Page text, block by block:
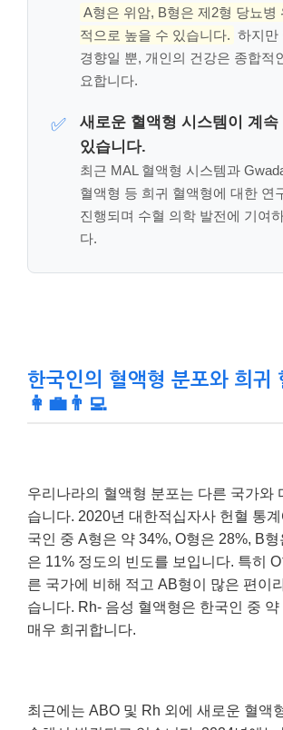
A형은 위암, B형은 제2형 당뇨병
적으로 높을 수 있습니다. 하지만
경향일 뿐, 개인의 건강은 종합적
요합니다.
✅
새로운 혈액형 시스템이 계속
있습니다.
최근 MAL 혈액형 시스템과
혈액형 등 희귀 혈액형에 대한 연
진행되며 수혈 의학 발전에 기여
다.
한국인의 혈액형 분포와 희귀
👩‍💼👨‍💻
우리나라의 혈액형 분포는 다른 국가와
습니다. 2020년 대한적십자사 헌혈 통
국인 중 A형은 약 34%, O형은 28%, B
은 11% 정도의 빈도를 보입니다. 특히
른 국가에 비해 적고 AB형이 많은 편이
습니다. Rh- 음성 혈액형은 한국인 중 약
매우 희귀합니다.
최근에는 ABO 및 Rh 외에 새로운 혈액